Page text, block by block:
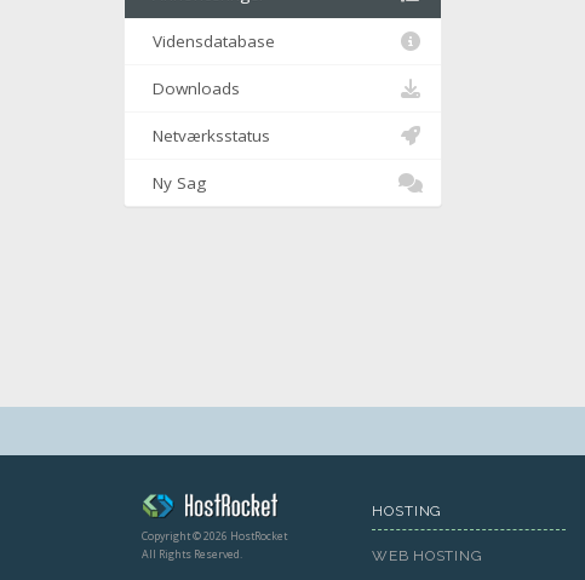
Vidensdatabase
Downloads
Netværksstatus
Ny Sag
Copyright © 2026 HostRocket
All Rights Reserved.
HOSTING
WEB HOSTING